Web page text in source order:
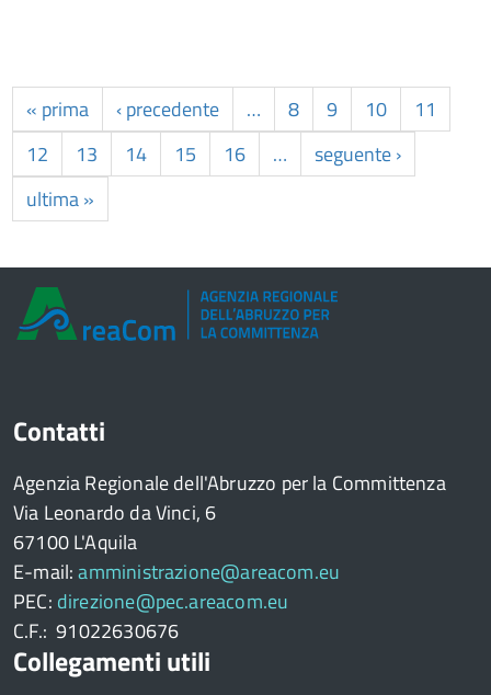
« prima ‹ precedente … 8 9 10
11
12
13 14 15 16 …
seguente ›
ultima »
Contatti
Agenzia Regionale dell'Abruzzo per la Committenza
Via Leonardo da Vinci, 6
67100 L'Aquila
E-mail:amministrazione@areacom.eu
PEC: direzione@pec.areacom.eu
C.F.: 91022630676
Collegamenti utili